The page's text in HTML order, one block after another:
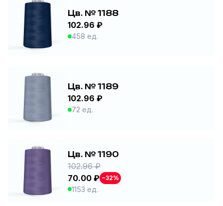
Цв. № 1188
102.96 ₽
458 ед.
Цв. № 1189
102.96 ₽
72 ед.
Цв. № 1190
102.96 ₽
70.00 ₽ −32%
1153 ед.